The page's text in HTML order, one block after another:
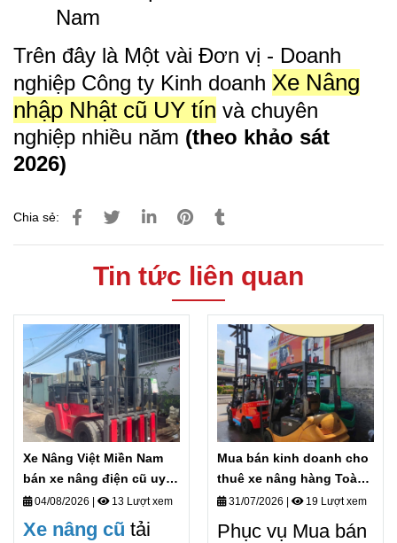
Nam
Trên đây là Một vài Đơn vị - Doanh
nghiệp Công ty Kinh doanh Xe Nâng
nhập Nhật cũ UY tín và chuyên
nghiệp nhiều năm (theo khảo sát
2026)
Chia sẻ:
Tin tức liên quan
Xe Nâng Việt Miền Nam
bán xe nâng điện cũ uy
tín giá rẻ
04/08/2026 | 13 Lượt xem
Xe nâng cũ tải
Mua bán kinh doanh cho
thuê xe nâng hàng Toàn
quốc
31/07/2026 | 19 Lượt xem
Phục vụ Mua bán